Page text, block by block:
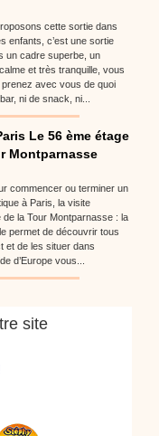
cette sortie dans
enfants, c’est une sortie
un cadre superbe, un
et très tranquille, vous
avec vous de quoi
ni de snack, ni...
Le 56 ème étage
Montparnasse
commencer ou terminer un
à Paris, la visite
de la Tour Montparnasse : la
permet de découvrir tous
et de les situer dans
d’Europe vous...
site